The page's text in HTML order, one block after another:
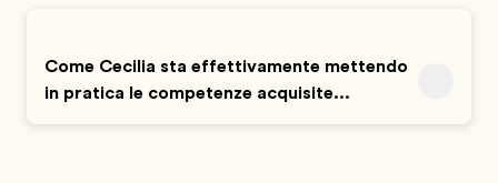
Come Cecilia sta effettivamente mettendo
in pratica le competenze acquisite...